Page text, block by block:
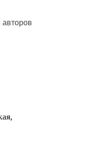
авторов